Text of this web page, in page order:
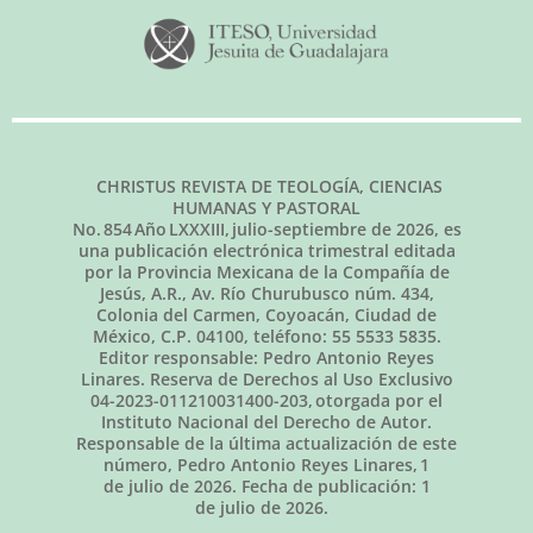
CHRISTUS REVISTA DE TEOLOGÍA, CIENCIAS
HUMANAS Y PASTORAL
No.854Año LXXXIII, julio-septiembre de 2026, es
una publicación electrónica trimestral editada
por la Provincia Mexicana de la Compañía de
Jesús, A.R., Av. Río Churubusco núm. 434,
Colonia del Carmen, Coyoacán, Ciudad de
México, C.P. 04100, teléfono: 55 5533 5835.
Editor responsable: Pedro Antonio Reyes
Linares. Reserva de Derechos al Uso Exclusivo
04-2023-011210031400-203, otorgada por el
Instituto Nacional del Derecho de Autor.
Responsable de la última actualización de este
número, Pedro Antonio Reyes Linares, 1
de julio de 2026. Fecha de publicación: 1
de julio de 2026.